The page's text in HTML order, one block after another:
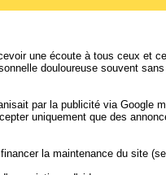
une écoute à tous ceux et
douloureuse souvent
par la publicité via Google
uniquement que des
la maintenance du site